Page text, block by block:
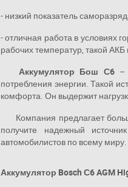
- низкий показатель
- отличная работа в условиях
рабочих температур, такой
Аккумулятор Бош С6–
потребления энергии. Такой
комфорта. Он выдержит
Компания предлагает
получите надежный
автомобилистов по всему миру.
Аккумулятор Bosch С6 AGM